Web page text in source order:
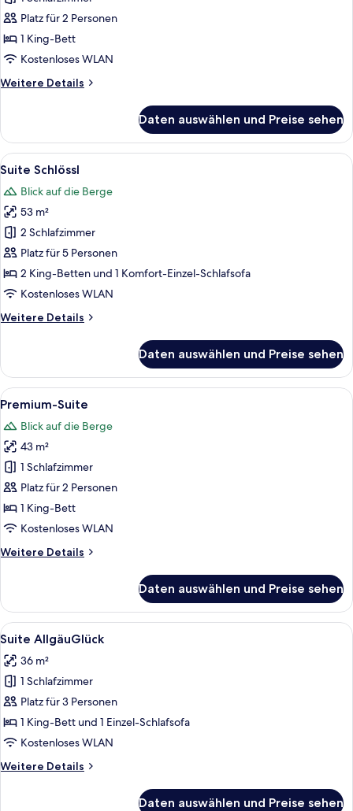
Suite
anzeigen
Platz für 2 Personen
1 King-Bett
Kostenloses WLAN
Weitere Details
Weitere
Junior
Suite
Daten auswählen und Preise sehen
Alle
Fotos
für
Suite
Schlössl
anzeigen
Ein modernes Wohnzimmer mit
8
Suite Schlössl
Blick auf die Berge
53 m²
2 Schlafzimmer
Platz für 5 Personen
2 King-Betten und 1 Komfort-Einzel-Schlafsofa
Kostenloses WLAN
Weitere Details
Weitere
Schlössl
Daten auswählen und Preise sehen
Alle
Fotos
für
Premium-
Suite
anzeigen
Ein geräumiges Schlafzimmer mit
7
Premium-Suite
Blick auf die Berge
43 m²
1 Schlafzimmer
Platz für 2 Personen
1 King-Bett
Kostenloses WLAN
Weitere Details
Weitere
Suite
Daten auswählen und Preise sehen
Alle
Fotos
für
Suite
AllgäuGlück
anzeigen
Ein modernes Wohnzimmer mit
7
Suite AllgäuGlück
36 m²
1 Schlafzimmer
Platz für 3 Personen
1 King-Bett und 1 Einzel-Schlafsofa
Kostenloses WLAN
Weitere Details
Weitere
Daten auswählen und Preise sehen